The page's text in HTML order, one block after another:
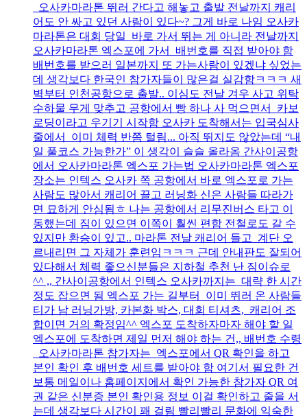
오사카마라톤 뛰러 간다고 해놓고 출발 전날까지 캐리
어도 안 싸고 있던 사람이 있다~? 그게 바로 나임 오사카
마라톤은 대회 당일 바로 가서 뛰는 게 아니라 전날까지
오사카마라톤 엑스포에 가서 배번호를 직접 받아야 함
배번호를 받으러 일본까지 또 가는사람이 있겠냐 싶었는
데 생각보다 한국인 참가자들이 많은걸 실감함ㅋㅋㅋ 새
벽부터 인천공항으로 출발.. 이심도 전날 겨우 사고 위탁
수하물 무게 맞추고 공항에서 빵 하나 사 먹으면서 카보
로딩이라고 우기기 시작함 오사카 도착해서는 입국심사
줄에서 이미 체력 반쯤 털림... 아직 뛰지도 않았는데 “내
일 풀코스 가능한가” 이 생각이 슬슬 올라옴 간사이공항
에서 오사카마라톤 엑스포 가는법 오사카마라톤 엑스포
장소는 인텍스 오사카 쪽 공항에서 바로 엑스포로 가는
사람도 많아서 캐리어 끌고 러닝화 신은 사람들 따라가
면 묘하게 안심됨ㅎ 나는 공항에서 리무진버스 타고 이
동했는데 짐이 있으면 이쪽이 훨씬 편함 전철로도 갈 수
있지만 환승이 있고.. 마라톤 전날 캐리어 들고 계단 오
르내리면 그 자체가 훈련임ㅋㅋㅋ 근데 안내판도 잘되어
있다해서 체력 좋으신분들은 지하철 추천 난 짐이슈로
^^ ,, 간사이공항에서 인텍스 오사카까지는 대략 한 시간
정도 잡으면 됨 엑스포 가는 길부터 이미 뛰러 온 사람들
티가 남 러닝가방, 카본화 박스, 대회 티셔츠, 캐리어 조
합이면 거의 확정임^^ 엑스포 도착하자마자 해야 할 일
엑스포에 도착하면 제일 먼저 해야 하는 건,, 배번호 수령
오사카마라톤 참가자는 엑스포에서 QR 확인을 하고
본인 확인 후 배번호 세트를 받아야 함 여기서 필요한 건
보통 메일이나 홈페이지에서 확인 가능한 참가자 QR 여
권 같은 신분증 본인 확인용 정보 이걸 확인하고 줄을 서
는데 생각보다 시간이 꽤 걸림 빨리빨리 문화에 익숙한